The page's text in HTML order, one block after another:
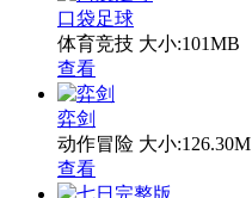
口袋足球
体育竞技 大小:101MB
查看
弈剑
动作冒险 大小:126.30M
查看